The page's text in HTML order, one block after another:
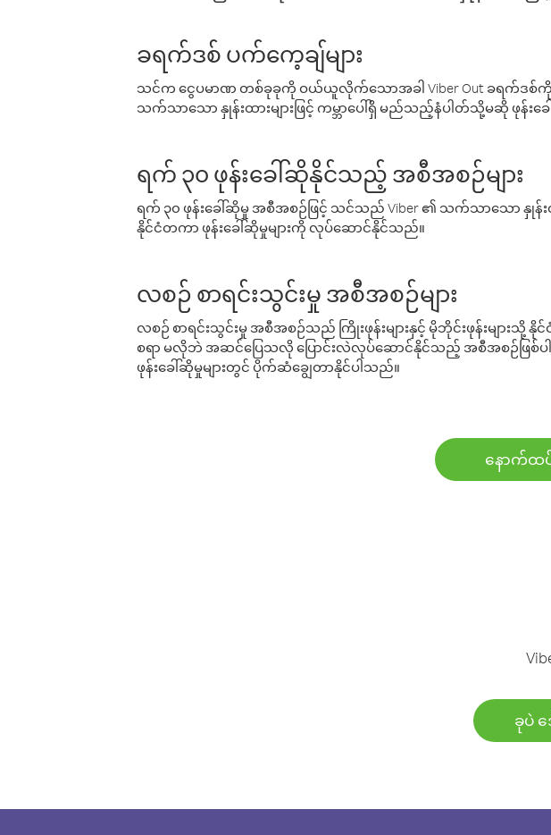
ခရက်ဒစ် ပက်ကေ့ချ်များ
သင်က ငွေပမာဏ တစ်ခုခုကို ဝယ်ယူလိုက်သောအခါ Viber Out ခရက်ဒ
သက်သာသော နှုန်းထားများဖြင့် ကမ္ဘာပေါ်ရှိ မည်သည့်နံပါတ်သို့မဆို ဖုန်းခ
ရက် ၃၀ ဖုန်းခေါ်ဆိုနိုင်သည့် အစီအစဉ်များ
ရက် ၃၀ ဖုန်းခေါ်ဆိုမှု အစီအစဉ်ဖြင့် သင်သည် Viber ၏ သက်သာသော နှုန်
နိုင်ငံတကာ ဖုန်းခေါ်ဆိုမှုများကို လုပ်ဆောင်နိုင်သည်။
လစဉ် စာရင်းသွင်းမှု အစီအစဉ်များ
လစဉ် စာရင်းသွင်းမှု အစီအစဉ်သည် ကြိုးဖုန်းများနှင့် မိုဘိုင်းဖုန်းများ
စရာ မလိုဘဲ အဆင်ပြေသလို ပြောင်းလဲလုပ်ဆောင်နိုင်သည့် အစီအစဉ်ဖြစ်ပ
ဖုန်းခေါ်ဆိုမှုများတွင် ပိုက်ဆံချွေတာနိုင်ပါသည်။
နောက်ထပ်
ခုပဲ